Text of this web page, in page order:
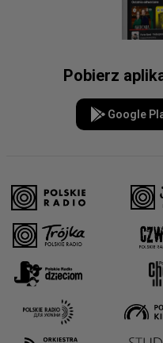
Pobierz
Google